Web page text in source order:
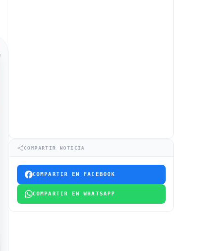
COMPARTIR NOTICIA
COMPARTIR EN FACEBOOK
COMPARTIR EN WHATSAPP